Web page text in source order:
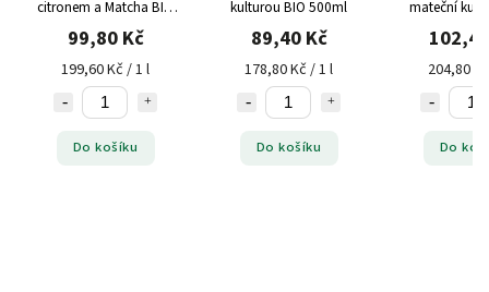
citronem a Matcha BIO
500ml
99,80 Kč
199,60 Kč / 1 l
Do košíku
kulturou BIO 500ml
89,40 Kč
178,80 Kč / 1 l
Do košíku
mateční
204,80
Do